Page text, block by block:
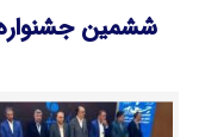
ششمین جشنواره